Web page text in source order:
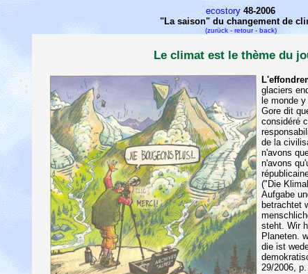
ecostory 48-2006
"La saison" du changement de
(zurück - retour - back)
Le climat est le thème du
glaciers
le monde
Gore dit
considéré
de la
n'avons
n'avons
("Die
Aufgabe
betrachtet
steht. Wir
Planeten.
die ist
29/2006,